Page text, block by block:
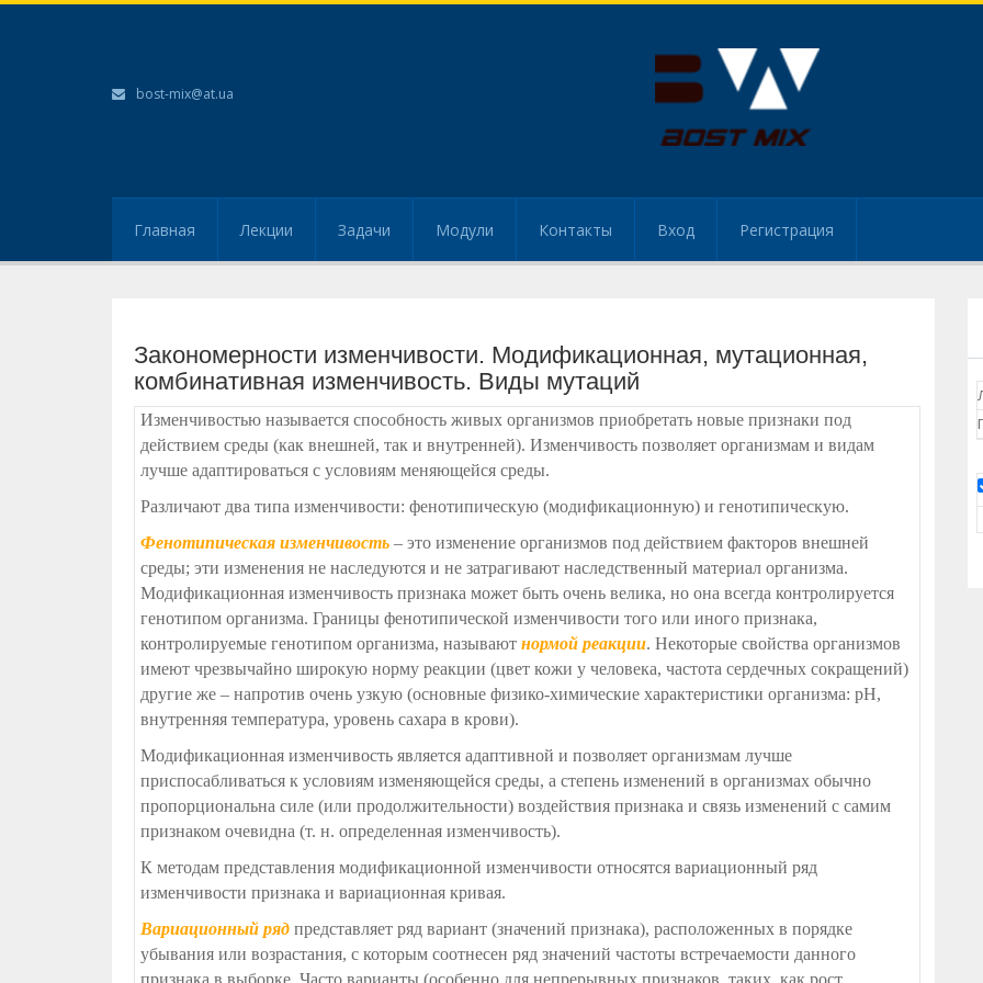
bost-mix@at.ua
Главная Лекции Задачи Модули Контакты Вход Регистрация
Закономерности изменчивости. Модификационная, мутационная,
комбинативная изменчивость. Виды мутаций
Изменчивостью называется способность живых организмов приобретать новые признаки под
действием среды (как внешней, так и внутренней). Изменчивость позволяет организмам и видам
лучше адаптироваться с условиям меняющейся среды.
Различают два типа изменчивости: фенотипическую (модификационную) и генотипическую.
Фенотипическая изменчивость – это изменение организмов под действием факторов внешней
среды; эти изменения не наследуются и не затрагивают наследственный материал организма.
Модификационная изменчивость признака может быть очень велика, но она всегда контролируется
генотипом организма. Границы фенотипической изменчивости того или иного признака,
контролируемые генотипом организма, называют нормой реакции. Некоторые свойства организмов
имеют чрезвычайно широкую норму реакции (цвет кожи у человека, частота сердечных сокращений)
другие же – напротив очень узкую (основные физико-химические характеристики организма: pH,
внутренняя температура, уровень сахара в крови).
Модификационная изменчивость является адаптивной и позволяет организмам лучше
приспосабливаться к условиям изменяющейся среды, а степень изменений в организмах обычно
пропорциональна силе (или продолжительности) воздействия признака и связь изменений с самим
признаком очевидна (т. н. определенная изменчивость).
К методам представления модификационной изменчивости относятся вариационный ряд
изменчивости признака и вариационная кривая.
Вариационный ряд представляет ряд вариант (значений признака), расположенных в порядке
убывания или возрастания, с которым соотнесен ряд значений частоты встречаемости данного
признака в выборке. Часто варианты (особенно для непрерывных признаков, таких, как рост